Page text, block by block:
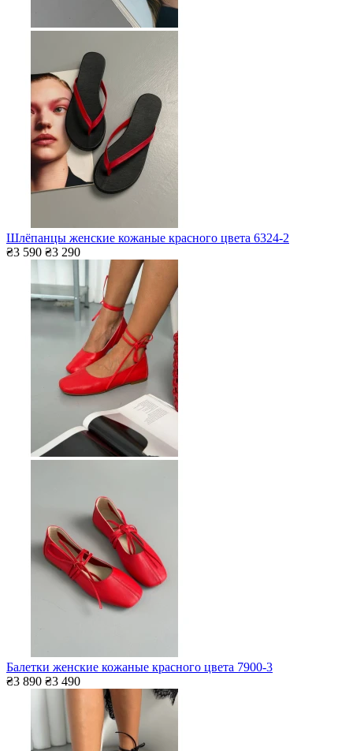
Шлёпанцы женские кожаные красного цвета 6324-2
₴3 590 ₴3 290
Балетки женские кожаные красного цвета 7900-3
₴3 890 ₴3 490